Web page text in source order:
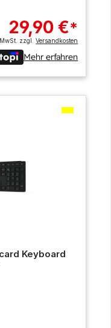
29,90 €*
zzgl.Versandkosten
Mehr erfahren
Keyboard